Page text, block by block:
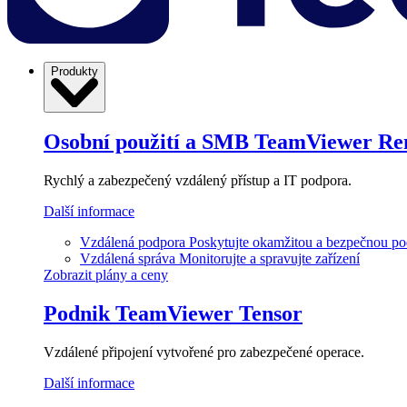
Produkty
Osobní použití a SMB TeamViewer
Rychlý a zabezpečený vzdálený přístup a IT podpora.
Další informace
Vzdálená podpora Poskytujte okamžitou a bezpečnou
Vzdálená správa Monitorujte a spravujte zařízení
Zobrazit plány a ceny
Podnik TeamViewer Tensor
Vzdálené připojení vytvořené pro zabezpečené operace.
Další informace